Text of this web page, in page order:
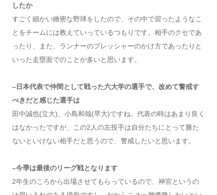
したか
すごく細かい緻密な野球をしたので、その中で習ったようなこ
とをチームには教えていっているつもりです。相手のクセであ
ったり、また、ランナーのプレッシャーのかけ方であったりと
いった走塁面でのことが多いと思います。
–日本代表で仲間として戦った六大学の選手で、改めて警戒す
べきだと感じた選手は
田中誠也(立大)、小島和哉(早大)ですね。代表の時はあまり良く
はなかったですが、この2人の左投手は自分たちにとって勝た
ないといけない相手だと思うので、警戒したいと思います。
–今季は最後のリーグ戦となります
2年生のころから出場させてもらっているので、神宮というの